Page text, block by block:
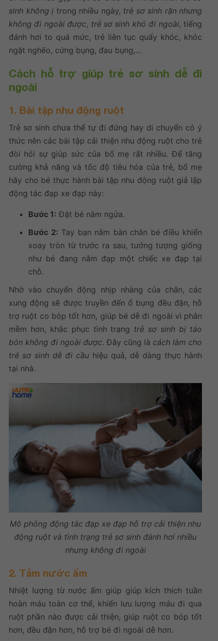
sinh không ị trong nhiều ngày, trẻ sơ sinh rặn nhưng
không đi ngoài được, trẻ sơ sinh khó đi ngoài, tiếng
đánh hơi to quá mức, trẻ liên tục quấy khóc, khóc
ngặt nghẽo, cứng bụng, đau bụng,…
Cách hỗ trợ giúp trẻ sơ sinh dễ đi
ngoài
1. Bài tập nhu động ruột
Trẻ sơ sinh chưa thể tự đi đứng hay di chuyển có ý
thức nên các bài tập cải thiện nhu động ruột cho trẻ
đòi hỏi sự giúp sức của bố mẹ rất nhiều. Để tăng
cường khả năng và tốc độ tiêu hóa của trẻ, bố mẹ
hãy cho bé thực hành bài tập nhu động ruột giả lập
động tác đạp xe đạp này:
Bước 1: Đặt bé nằm ngửa.
Bước 2: Tay bạn nắm bàn chân bé điều khiển
xoay tròn từ trước ra sau, tưởng tượng giống
như bé đang nằm đạp một chiếc xe đạp tại
chỗ.
Nhờ vào chuyển động nhịp nhàng của chân, các
xung động sẽ được truyền đến ổ bụng đều đặn, hỗ
trợ ruột co bóp tốt hơn, giúp bé dễ đi ngoài vì phân
mềm hơn, khắc phục tình trạng trẻ sơ sinh bị táo
bón không đi ngoài được. Đây cũng là cách làm cho
trẻ sơ sinh dễ đi cầu hiệu quả, dễ dàng thực hành
tại nhà.
Mô phỏng động tác đạp xe đạp hỗ trợ cải thiện nhu
động ruột và tình trạng trẻ sơ sinh đánh hơi nhiều
nhưng không đi ngoài
2. Tắm nước ấm
Nhiệt lượng từ nước ấm giúp giúp kích thích tuần
hoàn máu toàn cơ thể, khiến lưu lượng máu đi qua
ruột phần nào được cải thiện, giúp ruột co bóp tốt
hơn, đều đặn hơn, hỗ trợ bé đi ngoài dễ hơn.